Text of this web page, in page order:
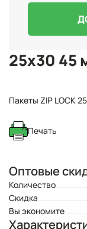
25x30 45
Пакеты ZIP LOCK
Печать
Оптовые
Количество
Скидка
Вы экономите